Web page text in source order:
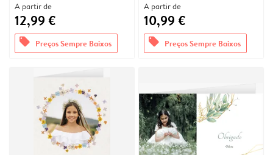
A partir de
12,99 €
offers Preços Sempre Baixos
A partir de
10,99 €
offers Preços Sempre Baixos